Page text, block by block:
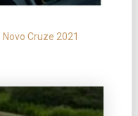
Novo Cruze 2021